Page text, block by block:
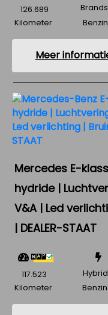
126.689
Kilometer
Meer
Mercedes E-
hydride |
V&A | Led
| DEALER-STAAT
117.523
Kilometer